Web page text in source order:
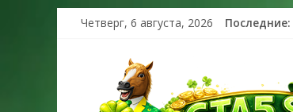
Четверг, 6 августа, 2026 Последние: